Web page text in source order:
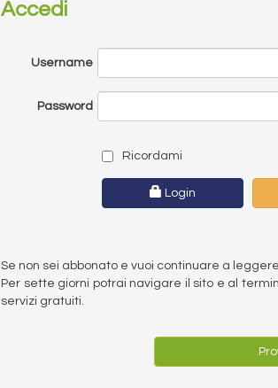
Accedi
Username
Password
Ricordami
Login
Se non sei abbonato e vuoi continuare a
Per sette giorni potrai navigare il sito e al
servizi gratuiti.